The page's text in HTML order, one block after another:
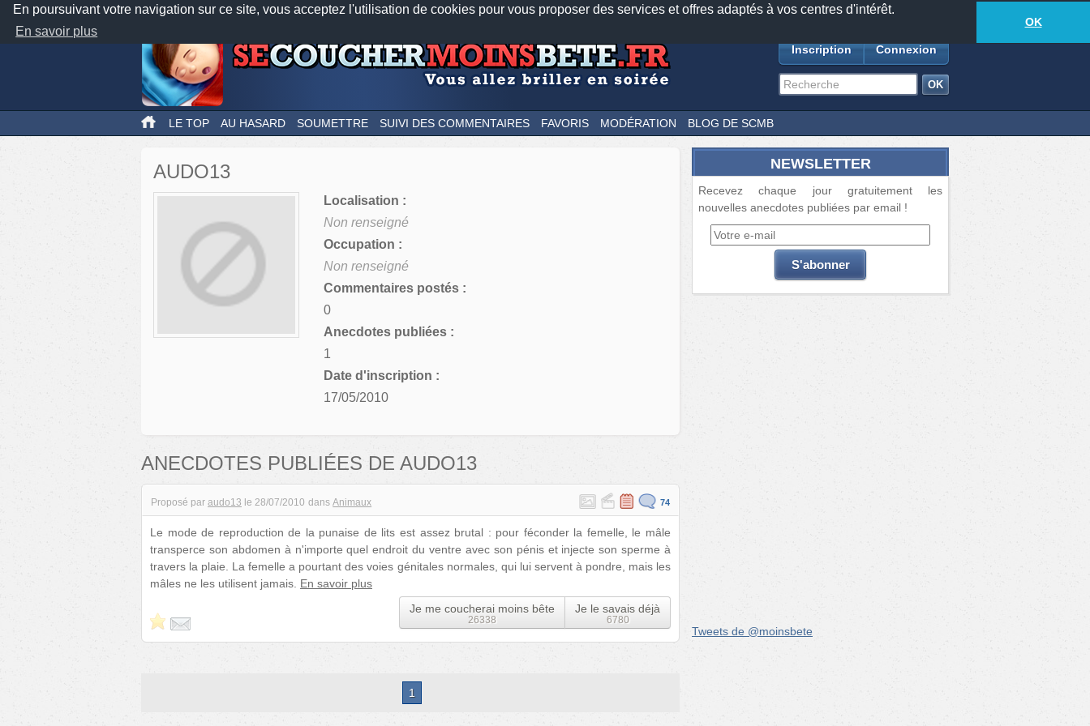
En poursuivant votre navigation sur ce site, vous acceptez l'utilisation de cookies pour vous proposer des services et offres adaptés à vos centres d'intérêt.
En savoir plus
OK
Nos applications mobiles Newsletter Facebook
TwitterFeeds18873anecdotes-337lecteurs connectés
Inscription Connexion
LE TOP AU HASARD SOUMETTRE SUIVI DES COMMENTAIRES FAVORIS MODÉRATION BLOG DE SCMB
AUDO13
Localisation :
Non renseigné
Occupation :
Non renseigné
Commentaires postés :
0
Anecdotes publiées :
1
Date d'inscription :
17/05/2010
ANECDOTES PUBLIÉES DE AUDO13
Proposé par audo13 le 28/07/2010 dans Animaux 74
Le mode de reproduction de la punaise de lits est assez brutal : pour féconder la femelle, le mâle
transperce son abdomen à n'importe quel endroit du ventre avec son pénis et injecte son sperme à
travers la plaie. La femelle a pourtant des voies génitales normales, qui lui servent à pondre, mais les
mâles ne les utilisent jamais. En savoir plus
Je me coucherai moins bête
26338
Je le savais déjà
6780
1
NEWSLETTER
Recevez chaque jour gratuitement les
nouvelles anecdotes publiées par email !
Tweets de @moinsbete